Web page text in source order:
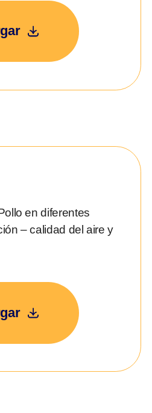
en diferentes
– calidad del aire y